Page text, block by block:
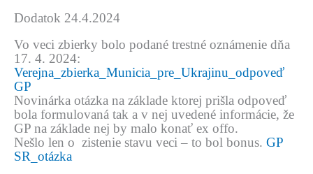
Dodatok 24.4.2024
Vo veci zbierky bolo podané trestné oznámenie dňa
17. 4. 2024:
Verejna_zbierka_Municia_pre_Ukrajinu_odpoveď
GP
Novinárka otázka na základe ktorej prišla odpoveď
bola formulovaná tak a v nej uvedené informácie, že
GP na základe nej by malo konať ex offo.
Nešlo len o zistenie stavu veci – to bol bonus. GP
SR_otázka